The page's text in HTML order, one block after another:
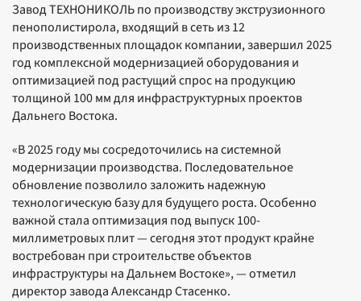
Завод ТЕХНОНИКОЛЬ по производству экструзионного
пенополистирола, входящий в сеть из 12
производственных площадок компании, завершил 2025
год комплексной модернизацией оборудования и
оптимизацией под растущий спрос на продукцию
толщиной 100 мм для инфраструктурных проектов
Дальнего Востока.
«В 2025 году мы сосредоточились на системной
модернизации производства. Последовательное
обновление позволило заложить надежную
технологическую базу для будущего роста. Особенно
важной стала оптимизация под выпуск 100-
миллиметровых плит — сегодня этот продукт крайне
востребован при строительстве объектов
инфраструктуры на Дальнем Востоке», — отметил
директор завода Александр Стасенко.